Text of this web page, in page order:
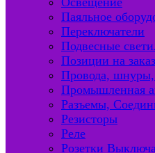
Паяльное
Переключатели
Подвесные
Позиции на заказ
Провода, шнуры,
Промышленная
Разъемы,
Резисторы
Реле
Розетки